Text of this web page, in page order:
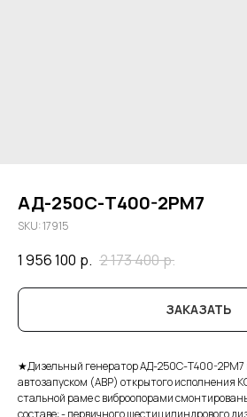
АД-250С-Т400-2РМ7
SKU:17915
1 956 100 р. 2 173 400р.
ЗАКАЗАТЬ
★Дизельный генератор АД-250С-Т400-2РМ7
автозапуском (АВР) открытого исполнения
стальной раме с виброопорами